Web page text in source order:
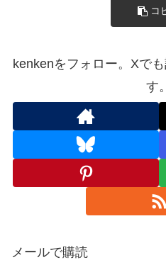
コ
kenkenをフォロー。Xで
す。
メールで購読